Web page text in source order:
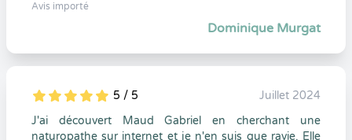
Avis importé
Dominique Murgat
5
1
5
0 5 / 5
Juillet 2024
J'ai découvert Maud Gabriel en cherchant une
naturopathe sur internet et je n'en suis que ravie. Elle